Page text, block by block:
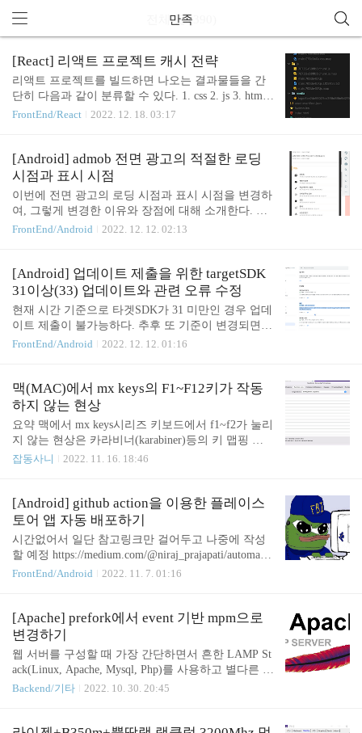
전체 글 (390)
만족
[React] 리액트 프로젝트 캐시 전략
리액트 프로젝트를 빌드하면 나오는 결과물들을 간
단히 다음과 같이 분류할 수 있다. 1. css 2. js 3. html
4. asset (png, svg ...) 이들에 관해 어떻게 캐시 전략을
된다. 예를 들어 처음 빌드했을 때 다음과 같은 빌드
결과물이 나왔다면, js코드를 일부 수정하고 다시 빌
드했을 때 이런 식으로 js가 변경되었으므로 main.[H
ASH].js 에서 HASH가 업데이트된다. 따라서 같은 이
름의 css, js는 다시 로드할 필요가 없고, 영구적으로
캐싱하기로 결정했다. (빌드 결과물에서 직접 코딩하
로 영구캐싱이 타당..
FrontEnd/React 2022. 12. 18. 03:17
[Android] admob 전면 광고의 적절한 로딩
시점과 표시 시점
이번에 전면 광고의 로딩 시점과 표시 시점을 변경하
여, 그렇게 변경한 이유와 장점에 대해 소개한다. 기
존 기존에는 스플래시 화면이 초기화될 때(onCreate)
도는 그다지 빠르지 않으며, 네트워크가 느린 환경에
있는 유저도 꽤나 많았기 때문에 노출률이 그다지 높
지 않았다. https://satisfactoryplace.tistory.com/133 [An
droid] Google Play - 앱, 타사 광고, 기기 기능 방해 정
책 위반 갑자기 다음과 같은 메일이 날라오며 앱 업
데이트가 거부되었다. 의아한 것은 해당 업데이트 내
는 수정된 바가 전혀 없다는..
FrontEnd/Android 2022. 12. 12. 02:13
[Android] 업데이트 제출을 위한 targetSDK
31이상(33) 업데이트와 관련 오류 수정
현재 시간 기준으로 타겟SDK가 31 미만인 경우 업데
이트 제출이 불가능하다. 추후 또 기준이 변경되면
올리고 문제찾고 해야하는데 이것이 귀찮기 때문에..
tDefaultsDebugKotlin ... InvocationTargetException Exe
cution failed for task ':app:kaptDefaultsDebugKotlin'. >
A failure occurred while executing org.jetbrains.kotlin.g
radle.internal.KaptWithoutKotlincTask$KaptExecutionW
orkAction > java.lang.reflect.Inv..
FrontEnd/Android 2022. 12. 12. 01:16
맥(MAC)에서 mx keys의 F1~F12키가 작동
하지 않는 현상
요약 맥에서 mx keys시리즈 키보드에서 f1~f2가 눌리
지 않는 현상은 카라비너(karabiner)등의 키 맵핑 유
틸리티와 충돌을 일으켜 발생하는 문제다. 해당 유틸
지텍 MX Keys - Karabiner Elements 설정 로지텍 MX
Keys 리뷰 포스팅 링크 본 포스팅은 OSX 사용 환경
에서 로지텍 MX keys의 한/영 전환 설... blog.naver.co
m
잡동사니 2022. 11. 16. 18:46
[Android] github action을 이용한 플레이스
토어 앱 자동 배포하기
시간없어서 일단 참고링크만 걸어두고 나중에 작성
할 예정 https://medium.com/@niraj_prajapati/automate-
android-app-publishing-on-play-store-using-github-actio
ow I managed to automate android app publishing on Pla
y Store. medium.com https://github.com/r0adkll/upload-
google-play/issues/127 Error: Invalid value at 'tra..
FrontEnd/Android 2022. 11. 7. 01:16
[Apache] prefork에서 event 기반 mpm으로
변경하기
웹 서버를 구성할 때 가장 간단하면서 흔한 LAMP St
ack(Linux, Apache, Mysql, Php)를 사용하고 별다른 설
정을 하지 않았다면 이 포스트가 도움이 될 것이다.
Backend/기타 2022. 10. 30. 20:45